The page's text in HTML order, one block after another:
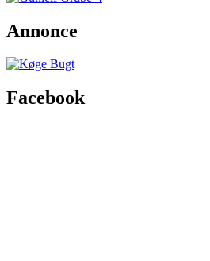
Annonce
Facebook